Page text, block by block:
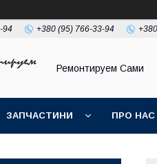
94 +380 (95) 766-33-94
Ремонтируем Сами
ЗАПЧАСТИНИ ПРО НАС